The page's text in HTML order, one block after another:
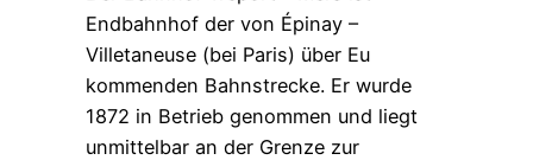
Endbahnhof der von Épinay –
Villetaneuse (bei Paris) über Eu
kommenden Bahnstrecke. Er wurde
1872 in Betrieb genommen und liegt
unmittelbar an der Grenze zur